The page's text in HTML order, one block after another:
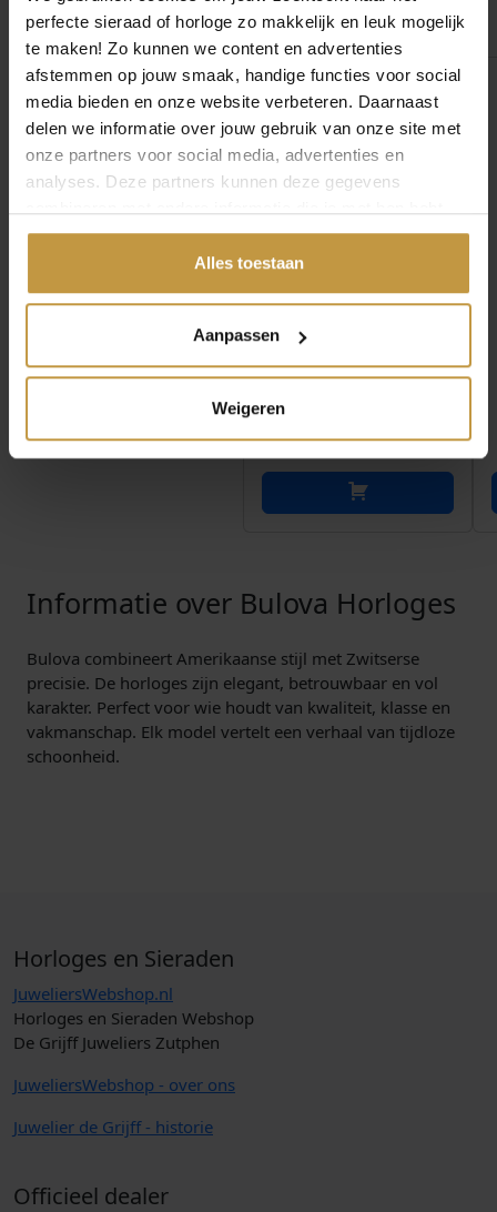
perfecte sieraad of horloge zo makkelijk en leuk mogelijk
te maken! Zo kunnen we content en advertenties
afstemmen op jouw smaak, handige functies voor social
media bieden en onze website verbeteren. Daarnaast
delen we informatie over jouw gebruik van onze site met
onze partners voor social media, advertenties en
analyses. Deze partners kunnen deze gegevens
gedeeld of die ze hebben verzameld via jouw gebruik van
Alles toestaan
Aanpassen
Weigeren
Meer van Bulova Horloges
€ 449,00
Bulova Marine
Star Automaat
Herenhorloge
98B471 Groen
€449,00
Bulova Marine
Star Automaat
Herenhorloge
98B466 Blauw
Informatie over Bulova Horloges
Bulova combineert Amerikaanse stijl met Zwitserse
precisie. De horloges zijn elegant, betrouwbaar en vol
karakter. Perfect voor wie houdt van kwaliteit, klasse en
vakmanschap. Elk model vertelt een verhaal van tijdloze
schoonheid.
Horloges en Sieraden
JuweliersWebshop.nl
Horloges en Sieraden Webshop
De Grijff Juweliers Zutphen
JuweliersWebshop - over ons
Juwelier de Grijff - historie
Officieel dealer